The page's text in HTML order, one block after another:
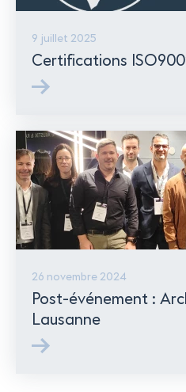
9 juillet 2025
Certifications
26 novembre 2024
Post-événement :
Lausanne